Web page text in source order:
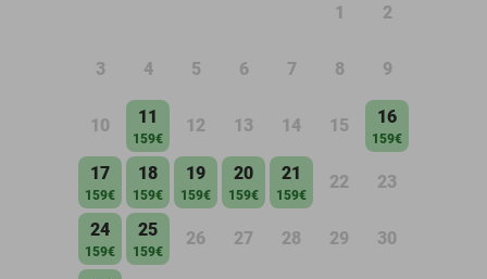
1 2
3 4 5 6 7 8 9
10 11
159€
12 13 14 15 16
159€
17
159€
18
159€
19
159€
20
159€
21
159€
22 23
24
159€
25
159€
26 27 28 29 30